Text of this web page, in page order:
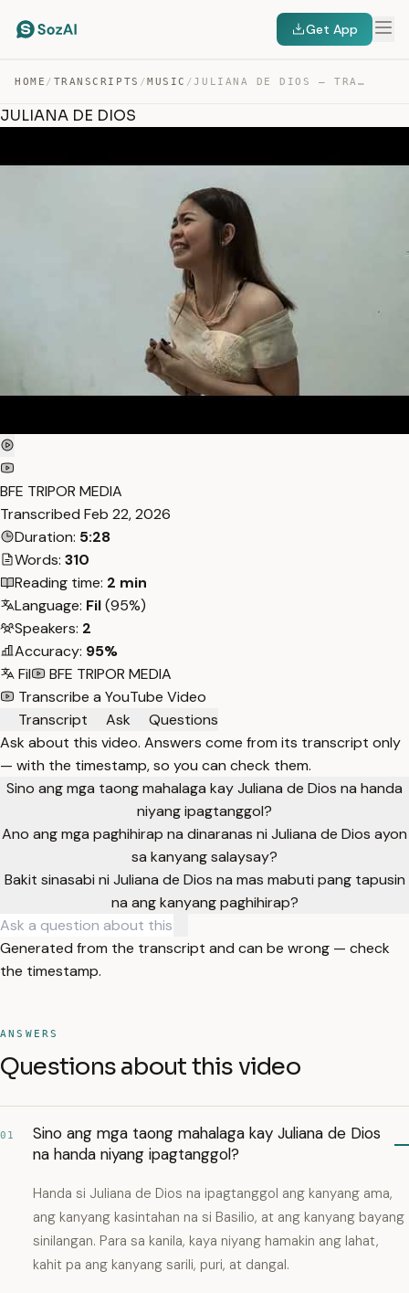
Get App
HOME / TRANSCRIPTS /MUSIC / JULIANA DE DIOS — TRANSCRIPT
JULIANA DE DIOS
BFE TRIPOR MEDIA
Transcribed Feb 22, 2026
Duration: 5:28
Words: 310
Reading time: 2 min
Language: Fil(95%)
Speakers: 2
Accuracy: 95%
Fil
BFE TRIPOR MEDIA
Transcribe a YouTube Video
Transcript
Ask
Questions
Ask about this video. Answers come from its transcript only
— with the timestamp, so you can check them.
Sino ang mga taong mahalaga kay Juliana de Dios na handa
niyang ipagtanggol?
Ano ang mga paghihirap na dinaranas ni Juliana de Dios ayon
sa kanyang salaysay?
Bakit sinasabi ni Juliana de Dios na mas mabuti pang tapusin
na ang kanyang paghihirap?
Generated from the transcript and can be wrong — check
the timestamp.
ANSWERS
Questions about this video
01
Sino ang mga taong mahalaga kay Juliana de Dios
na handa niyang ipagtanggol?
Handa si Juliana de Dios na ipagtanggol ang kanyang ama,
ang kanyang kasintahan na si Basilio, at ang kanyang bayang
sinilangan. Para sa kanila, kaya niyang hamakin ang lahat,
kahit pa ang kanyang sarili, puri, at dangal.